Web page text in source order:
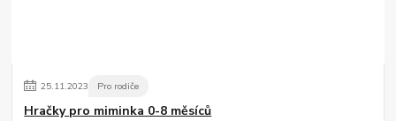
25.11.2023 Pro rodiče
Hračky pro miminka 0-8 měsíců